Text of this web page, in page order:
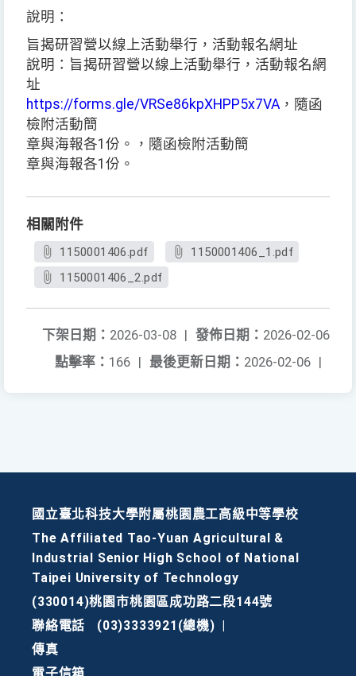
說明：
旨揭研習營以線上活動舉行，活動報名網址
說明：旨揭研習營以線上活動舉行，活動報名網
址
https://forms.gle/VRSe86kpXHPP5x7VA ，隨函
檢附活動簡
章與海報各1份。，隨函檢附活動簡
章與海報各1份。
相關附件
1150001406.pdf
1150001406_1.pdf
1150001406_2.pdf
發佈日期： 2026-02-06
下架日期： 2026-03-08 |
最後更新日期： 2026-02-06 |
點擊率： 166 |
國立臺北科技大學附屬桃園農工高級中等學校
The Affiliated Tao-Yuan Agricultural &
Industrial Senior High School of National
Taipei University of Technology
(330014)桃園市桃園區成功路二段144號
聯絡電話
(03)3333921(總機)
傳真